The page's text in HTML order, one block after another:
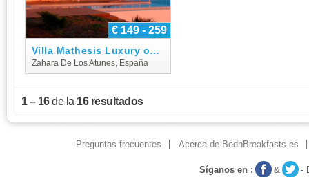
€ 149 - 259
Villa Mathesis Luxury on the Beach
Zahara De Los Atunes, España
1 – 16de la 16 resultados
Preguntas frecuentes Acerca de BednBreakfasts.es
Síganos en : & -